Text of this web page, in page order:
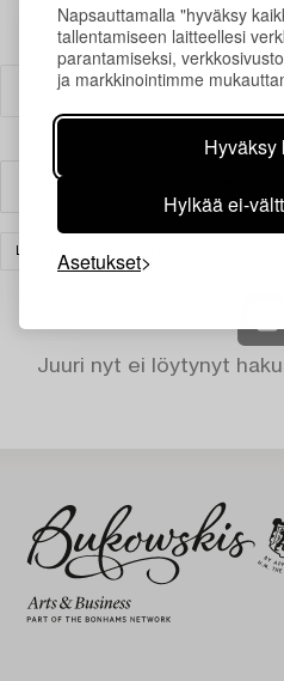
Napsauttamalla "hyväksy
tallentamiseen laitteellesi
parantamiseksi,
ja markkinointimme
Hyväksy
Hylkää ei-
Asetukset
Juuri nyt ei löytynyt